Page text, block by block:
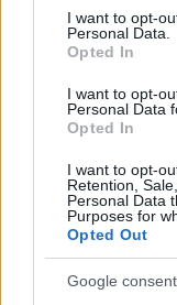
consent section.
I want to opt-
Personal Data.
Opted In
I want to opt-
Personal Data
Opted In
I want to opt-
Retention,
Personal Data
Purposes for
Opted Out
Google